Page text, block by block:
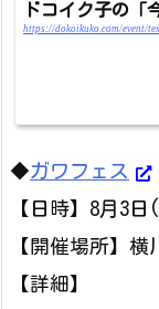
ドコイク子の「
https://dokoikuko.com/event/
◆ガワフェス
【日時】8月3
【開催場所】
【詳細】